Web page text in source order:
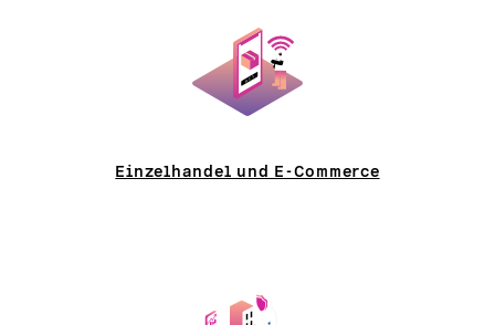
Einzelhandel und E-Commerce